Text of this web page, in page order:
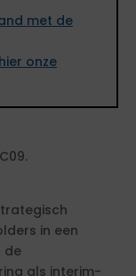
met de
onze
in een
de
als interim-